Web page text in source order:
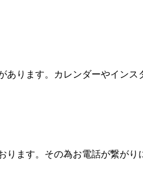
あります。カレンダーやインス
ります。その為お電話が繋が